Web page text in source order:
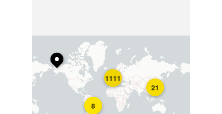
8
21
1111